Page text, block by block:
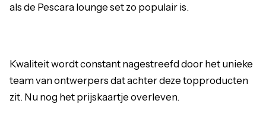
als de Pescara lounge set zo populair is.
Kwaliteit wordt constant nagestreefd door het unieke
team van ontwerpers dat achter deze topproducten
zit. Nu nog het prijskaartje overleven.